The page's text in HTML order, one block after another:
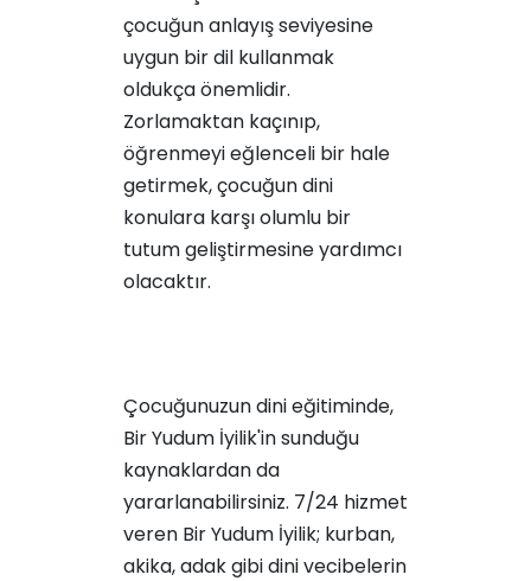
çocuğun anlayış seviyesine
uygun bir dil kullanmak
oldukça önemlidir.
Zorlamaktan kaçınıp,
öğrenmeyi eğlenceli bir hale
getirmek, çocuğun dini
konulara karşı olumlu bir
tutum geliştirmesine yardımcı
olacaktır.
Çocuğunuzun dini eğitiminde,
Bir Yudum İyilik'in sunduğu
kaynaklardan da
yararlanabilirsiniz. 7/24 hizmet
veren Bir Yudum İyilik; kurban,
akika, adak gibi dini vecibelerin